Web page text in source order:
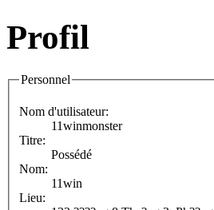
Profil
Personnel
Nom d'utilisateur:
11winmonster
Titre:
Possédé
Nom:
11win
Lieu: